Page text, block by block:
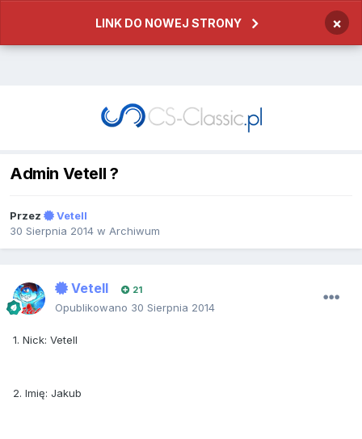
LINK DO NOWEJ STRONY ×
Admin Vetell ?
Przez
Vetell
30 Sierpnia 2014 w Archiwum
Vetell 21
Opublikowano 30 Sierpnia 2014
1. Nick: Vetell
2. Imię: Jakub